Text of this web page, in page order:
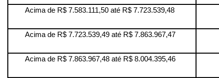
Acima de R$ 7.583.111,50 até R$ 7.723.539,48
Acima de R$ 7.723.539,49 até R$ 7.863.967,47
Acima de R$ 7.863.967,48 até R$ 8.004.395,46